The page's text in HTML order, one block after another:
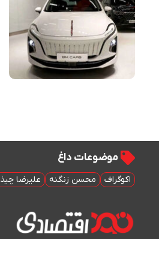
موضوعات داغ
اکوگراف محسن زنگنه علیرضا